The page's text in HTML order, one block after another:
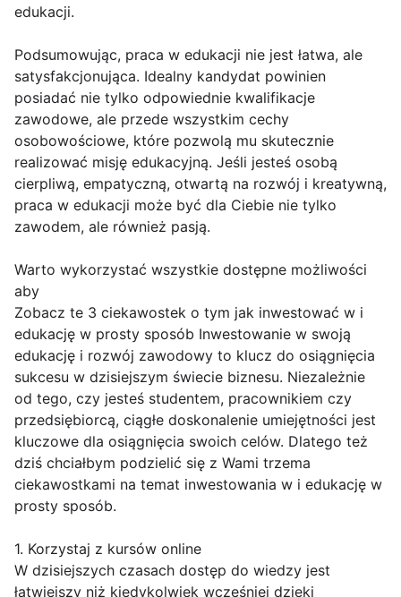
edukacji.
Podsumowując, praca w edukacji nie jest łatwa, ale
satysfakcjonująca. Idealny kandydat powinien
posiadać nie tylko odpowiednie kwalifikacje
zawodowe, ale przede wszystkim cechy
osobowościowe, które pozwolą mu skutecznie
realizować misję edukacyjną. Jeśli jesteś osobą
cierpliwą, empatyczną, otwartą na rozwój i kreatywną,
praca w edukacji może być dla Ciebie nie tylko
zawodem, ale również pasją.
Warto wykorzystać wszystkie dostępne możliwości
aby
Zobacz te 3 ciekawostek o tym jak inwestować w i
edukację w prosty sposób Inwestowanie w swoją
edukację i rozwój zawodowy to klucz do osiągnięcia
sukcesu w dzisiejszym świecie biznesu. Niezależnie
od tego, czy jesteś studentem, pracownikiem czy
przedsiębiorcą, ciągłe doskonalenie umiejętności jest
kluczowe dla osiągnięcia swoich celów. Dlatego też
dziś chciałbym podzielić się z Wami trzema
ciekawostkami na temat inwestowania w i edukację w
prosty sposób.
1. Korzystaj z kursów online
W dzisiejszych czasach dostęp do wiedzy jest
łatwiejszy niż kiedykolwiek wcześniej dzięki